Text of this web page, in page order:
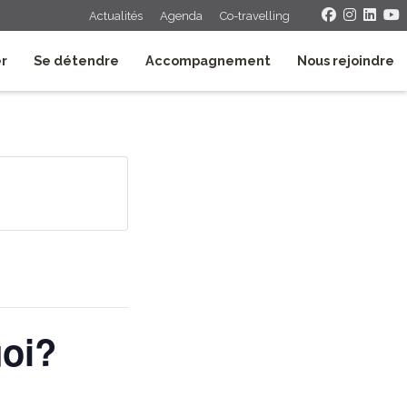
Actualités Agenda Co-travelling
Se détendre Accompagnement Nous rejoindre